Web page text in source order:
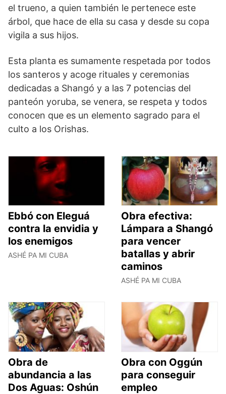
el trueno, a quien también le pertenece este
árbol, que hace de ella su casa y desde su copa
vigila a sus hijos.
Esta planta es sumamente respetada por todos
los santeros y acoge rituales y ceremonias
dedicadas a Shangó y a las 7 potencias del
panteón yoruba, se venera, se respeta y todos
conocen que es un elemento sagrado para el
culto a los Orishas.
Ebbó con Eleguá
contra la envidia y
los enemigos
ASHÉ PA MI CUBA
Obra efectiva:
Lámpara a Shangó
para vencer
batallas y abrir
caminos
ASHÉ PA MI CUBA
Obra de
abundancia a las
Dos Aguas: Oshún
Obra con Oggún
para conseguir
empleo